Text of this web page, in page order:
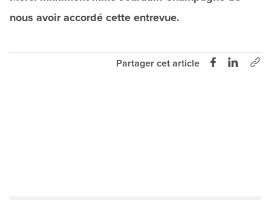
nous avoir accordé cette entrevue.
Partager cet article